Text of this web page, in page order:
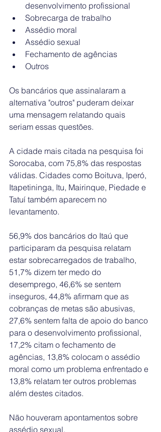
desenvolvimento profissional
Sobrecarga de trabalho
Assédio moral
Assédio sexual
Fechamento de agências
Outros
Os bancários que assinalaram a
alternativa "outros" puderam deixar
uma mensagem relatando quais
seriam essas questões.
A cidade mais citada na pesquisa foi
Sorocaba, com 75,8% das respostas
válidas. Cidades como Boituva, Iperó,
Itapetininga, Itu, Mairinque, Piedade e
Tatuí também aparecem no
levantamento.
56,9% dos bancários do Itaú que
participaram da pesquisa relatam
estar sobrecarregados de trabalho,
51,7% dizem ter medo do
desemprego, 46,6% se sentem
inseguros, 44,8% afirmam que as
cobranças de metas são abusivas,
27,6% sentem falta de apoio do banco
para o desenvolvimento profissional,
17,2% citam o fechamento de
agências, 13,8% colocam o assédio
moral como um problema enfrentado e
13,8% relatam ter outros problemas
além destes citados.
Não houveram apontamentos sobre
assédio sexual.